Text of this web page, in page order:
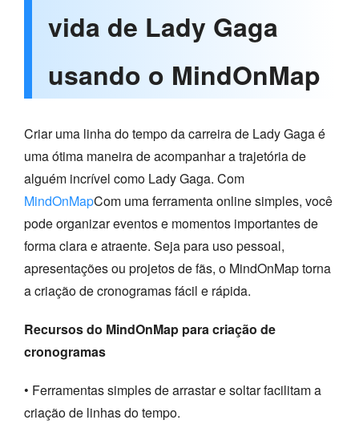
vida de Lady Gaga
usando o MindOnMap
Criar uma linha do tempo da carreira de Lady Gaga é
uma ótima maneira de acompanhar a trajetória de
alguém incrível como Lady Gaga. Com
MindOnMapCom uma ferramenta online simples, você
pode organizar eventos e momentos importantes de
forma clara e atraente. Seja para uso pessoal,
apresentações ou projetos de fãs, o MindOnMap torna
a criação de cronogramas fácil e rápida.
Recursos do MindOnMap para criação de
cronogramas
• Ferramentas simples de arrastar e soltar facilitam a
criação de linhas do tempo.